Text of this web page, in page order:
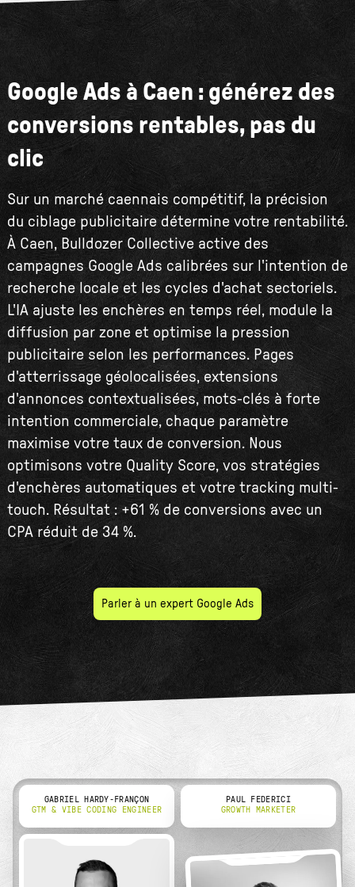
Google Ads à Caen : générez des
conversions rentables, pas du
clic
Sur un marché caennais compétitif, la précision
du ciblage publicitaire détermine votre rentabilité.
À Caen, Bulldozer Collective active des
campagnes Google Ads calibrées sur l'intention de
recherche locale et les cycles d'achat sectoriels.
L'IA ajuste les enchères en temps réel, module la
diffusion par zone et optimise la pression
publicitaire selon les performances. Pages
d'atterrissage géolocalisées, extensions
d'annonces contextualisées, mots-clés à forte
intention commerciale, chaque paramètre
maximise votre taux de conversion. Nous
optimisons votre Quality Score, vos stratégies
d'enchères automatiques et votre tracking multi-
touch. Résultat : +61 % de conversions avec un
CPA réduit de 34 %.
Parler à un expert Google Ads
GABRIEL HARDY-FRANÇON
GTM & VIBE CODING ENGINEER
PAUL FEDERICI
GROWTH MARKETER